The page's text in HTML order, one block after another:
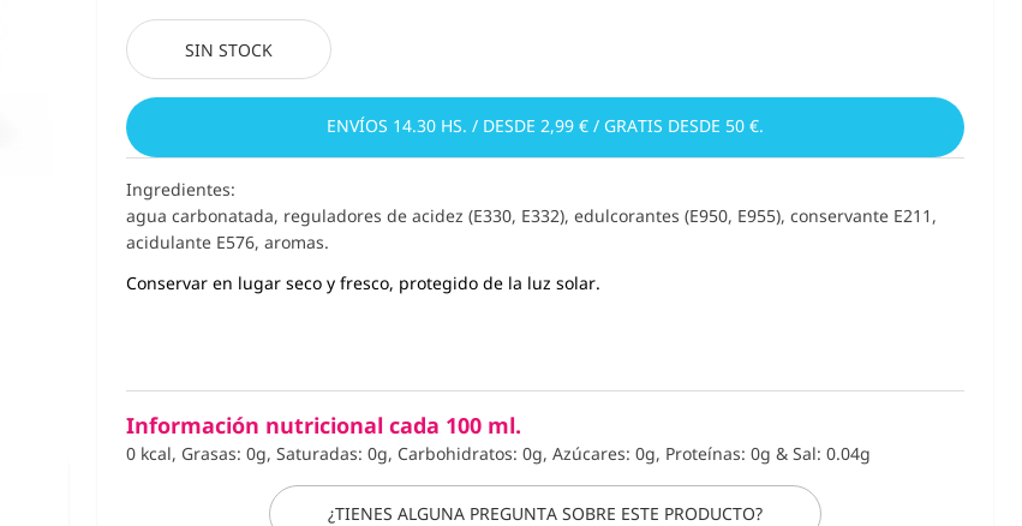
SIN STOCK
ENVÍOS 14.30 HS. / DESDE 2,99 € / GRATIS DESDE 50 €.
Ingredientes:
agua carbonatada, reguladores de acidez (E330, E332), edulcorantes (E950, E955), conservante E211,
acidulante E576, aromas.
Conservar en lugar seco y fresco, protegido de la luz solar.
Información nutricional cada 100 ml.
0 kcal, Grasas: 0g, Saturadas: 0g, Carbohidratos: 0g, Azúcares: 0g, Proteínas: 0g & Sal: 0.04g
¿TIENES ALGUNA PREGUNTA SOBRE ESTE PRODUCTO?